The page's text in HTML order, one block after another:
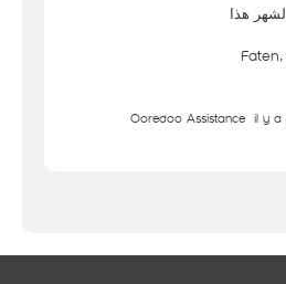
هذا
Ooredoo Assistance il y a